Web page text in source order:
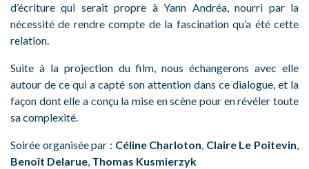
d’écriture qui serait propre à Yann Andréa, nourri par la
nécessité de rendre compte de la fascination qu’a été cette
relation.
Suite à la projection du film, nous échangerons avec elle
autour de ce qui a capté son attention dans ce dialogue, et la
façon dont elle a conçu la mise en scène pour en révéler toute
sa complexité.
Soirée organisée par : Céline Charloton, Claire Le Poitevin,
Benoît Delarue, Thomas Kusmierzyk